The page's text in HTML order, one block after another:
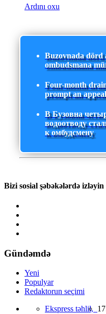
Ardını oxu
Buzovnada dörd
ombudsmana
Four-month
prompt an
В Бузовна
водоотводу
к омбудсмену
Bizi sosial şəbəkələrdə izləyin
Gündəmdə
Yeni
Populyar
Redaktorun seçimi
Ekspress təhlil,